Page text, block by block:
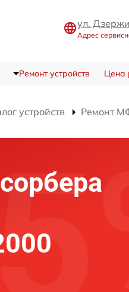
ул.
Адрес
Ремонт устройств Цена
устройств Ремонт